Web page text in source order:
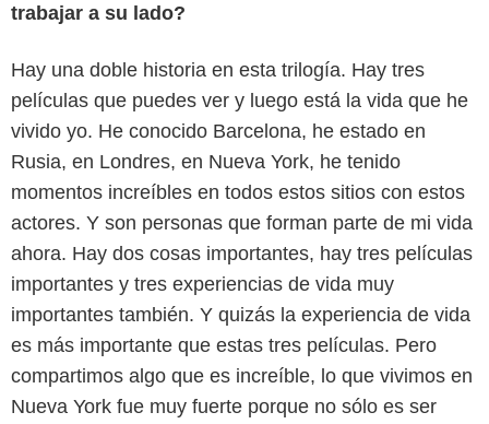
trabajar a su lado?
Hay una doble historia en esta trilogía. Hay tres
películas que puedes ver y luego está la vida que he
vivido yo. He conocido Barcelona, he estado en
Rusia, en Londres, en Nueva York, he tenido
momentos increíbles en todos estos sitios con estos
actores. Y son personas que forman parte de mi vida
ahora. Hay dos cosas importantes, hay tres películas
importantes y tres experiencias de vida muy
importantes también. Y quizás la experiencia de vida
es más importante que estas tres películas. Pero
compartimos algo que es increíble, lo que vivimos en
Nueva York fue muy fuerte porque no sólo es ser